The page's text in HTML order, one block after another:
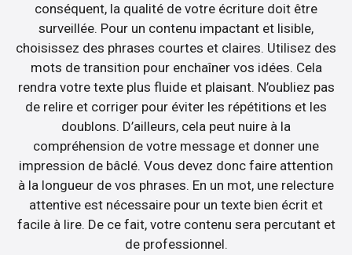
conséquent, la qualité de votre écriture doit être
surveillée. Pour un contenu impactant et lisible,
choisissez des phrases courtes et claires. Utilisez des
mots de transition pour enchaîner vos idées. Cela
rendra votre texte plus fluide et plaisant. N’oubliez pas
de relire et corriger pour éviter les répétitions et les
doublons. D’ailleurs, cela peut nuire à la
compréhension de votre message et donner une
impression de bâclé. Vous devez donc faire attention
à la longueur de vos phrases. En un mot, une relecture
attentive est nécessaire pour un texte bien écrit et
facile à lire. De ce fait, votre contenu sera percutant et
de professionnel.